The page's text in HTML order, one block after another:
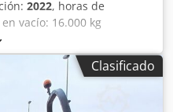
2022, horas de
en vacío: 16.000 kg
x 299 cm Ubicación: El
de compactación usado,
, modelo BW216 D5 . Se
y un solo tambor de
se adapta sin
Clasificado